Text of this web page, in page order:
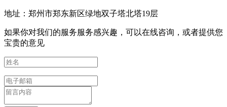
地址：郑州市郑东新区绿地双子塔北塔19层
如果你对我们的服务服务感兴趣，可以在线咨询，或者提供您
宝贵的意见